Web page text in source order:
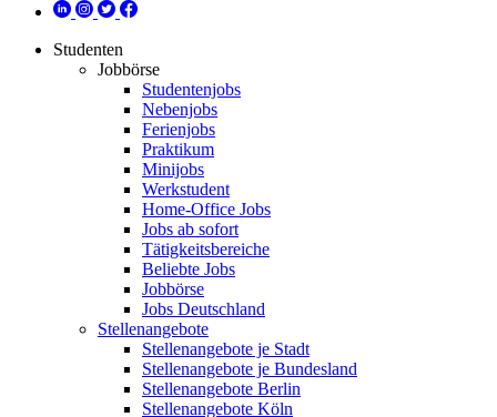
Studenten
Jobbörse
Studentenjobs
Nebenjobs
Ferienjobs
Praktikum
Minijobs
Werkstudent
Home-Office Jobs
Jobs ab sofort
Tätigkeitsbereiche
Beliebte Jobs
Jobbörse
Jobs Deutschland
Stellenangebote
Stellenangebote je Stadt
Stellenangebote je Bundesland
Stellenangebote Berlin
Stellenangebote Köln